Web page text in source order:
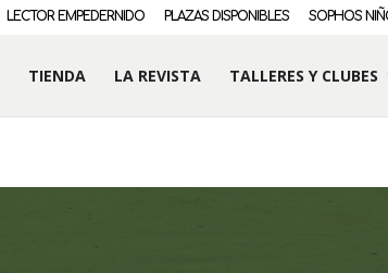
LECTOR EMPEDERNIDO PLAZAS DISPONIBLES SOPHOS
TIENDA LA REVISTA TALLERES Y CLUBES